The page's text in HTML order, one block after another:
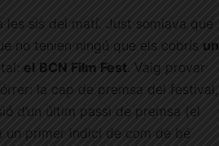
les sis del matí. Just somiava que
no tenien ningú que els cobrís un
el BCN Film Fest. Vaig provar
la cap de premsa del festival,
d’un últim passi de premsa (el
un primer indici de com de bé